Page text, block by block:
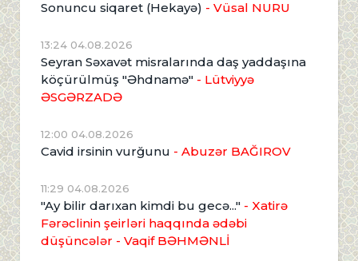
Sonuncu siqaret (Hekayə) - Vüsal NURU
13:24 04.08.2026
Seyran Səxavət misralarında daş yaddaşına
köçürülmüş "Əhdnamə" - Lütviyyə
ƏSGƏRZADƏ
12:00 04.08.2026
Cavid irsinin vurğunu - Abuzər BAĞIROV
11:29 04.08.2026
"Ay bilir darıxan kimdi bu gecə..." - Xatirə
Fərəclinin şeirləri haqqında ədəbi
düşüncələr - Vaqif BƏHMƏNLİ